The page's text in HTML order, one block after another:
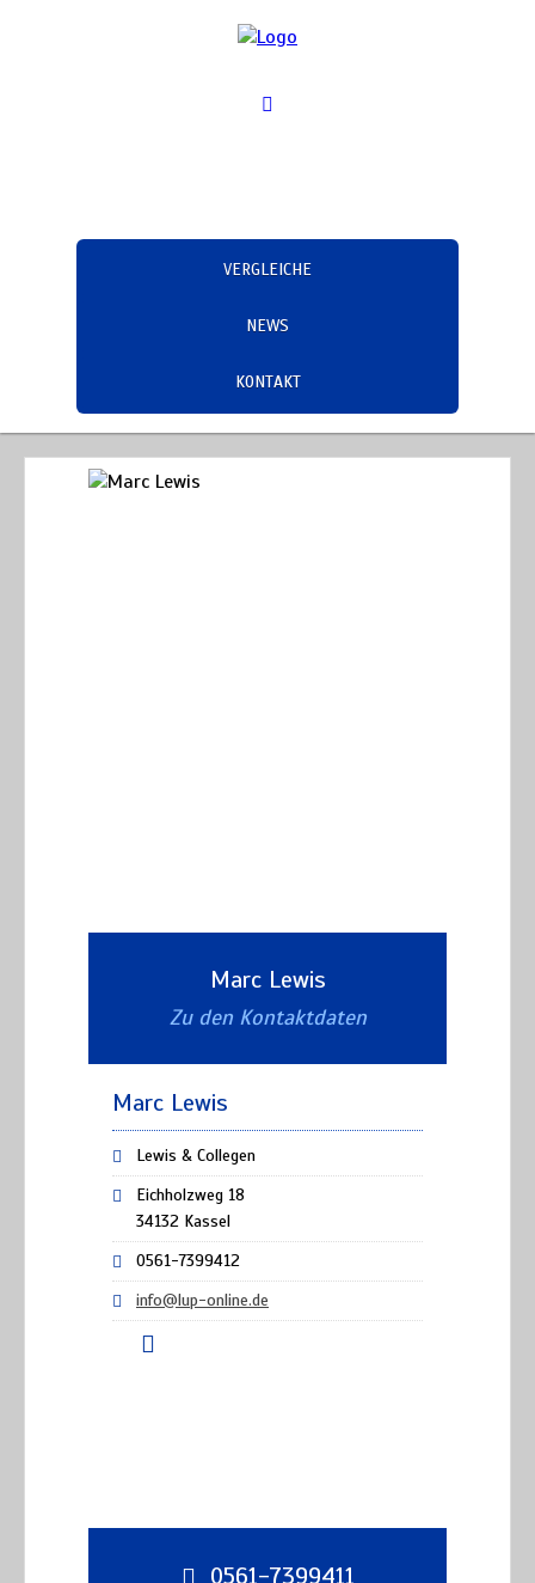
VERGLEICHE
NEWS
KONTAKT
Marc Lewis
Zu den Kontaktdaten
Marc Lewis
Lewis & Collegen
Eichholzweg 18
34132 Kassel
0561-7399412
info@lup-online.de
0561-7399411